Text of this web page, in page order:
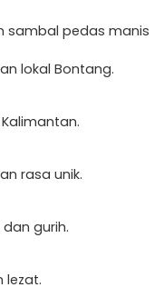
sambal pedas manis
lokal Bontang.
rasa unik.
gurih.
lezat.